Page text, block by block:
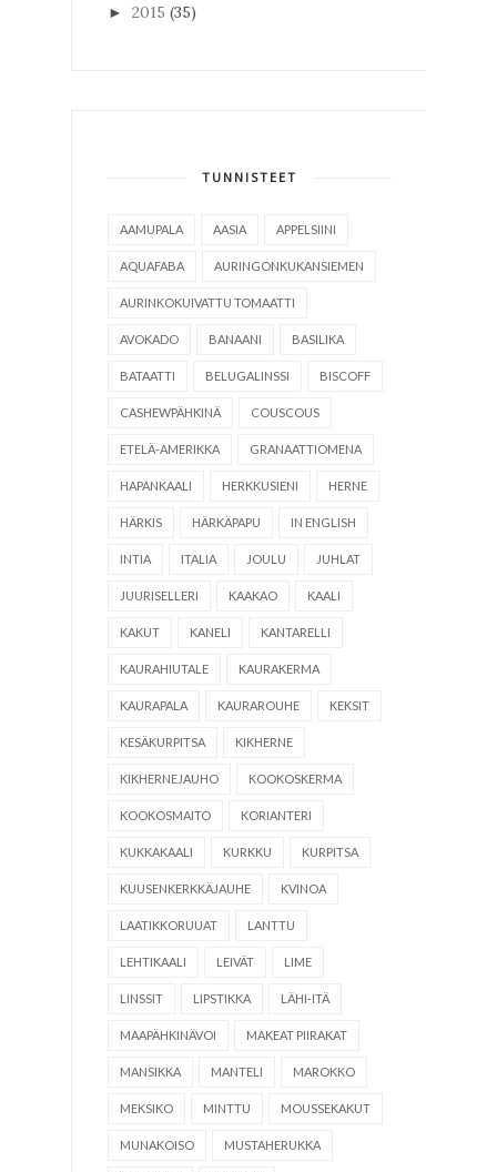
► 2015 (35)
TUNNISTEET
AAMUPALA AASIA APPELSIINI
AQUAFABA AURINGONKUKANSIEMEN
AURINKOKUIVATTU TOMAATTI
AVOKADO BANAANI BASILIKA
BATAATTI BELUGALINSSI BISCOFF
CASHEWPÄHKINÄ COUSCOUS
ETELÄ-AMERIKKA GRANAATTIOMENA
HAPANKAALI HERKKUSIENI HERNE
HÄRKIS HÄRKÄPAPU IN ENGLISH
INTIA ITALIA JOULU JUHLAT
JUURISELLERI KAAKAO KAALI
KAKUT KANELI KANTARELLI
KAURAHIUTALE KAURAKERMA
KAURAPALA KAURAROUHE KEKSIT
KESÄKURPITSA KIKHERNE
KIKHERNEJAUHO KOOKOSKERMA
KOOKOSMAITO KORIANTERI
KUKKAKAALI KURKKU KURPITSA
KUUSENKERKKÄJAUHE KVINOA
LAATIKKORUUAT LANTTU
LEHTIKAALI LEIVÄT LIME
LINSSIT LIPSTIKKA LÄHI-ITÄ
MAAPÄHKINÄVOI MAKEAT PIIRAKAT
MANSIKKA MANTELI MAROKKO
MEKSIKO MINTTU MOUSSEKAKUT
MUNAKOISO MUSTAHERUKKA